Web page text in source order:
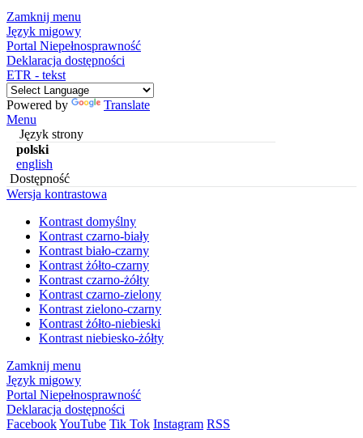
Zamknij menu
Język migowy
Portal Niepełnosprawność
Deklaracja dostępności
ETR - tekst
Powered by
Translate
Menu
Język strony
polski
english
Dostępność
Wersja kontrastowa
Kontrast domyślny
Kontrast czarno-biały
Kontrast biało-czarny
Kontrast żółto-czarny
Kontrast czarno-żółty
Kontrast czarno-zielony
Kontrast zielono-czarny
Kontrast żółto-niebieski
Kontrast niebiesko-żółty
Zamknij menu
Język migowy
Portal Niepełnosprawność
Deklaracja dostępności
FacebookYouTube Tik Tok Instagram RSS